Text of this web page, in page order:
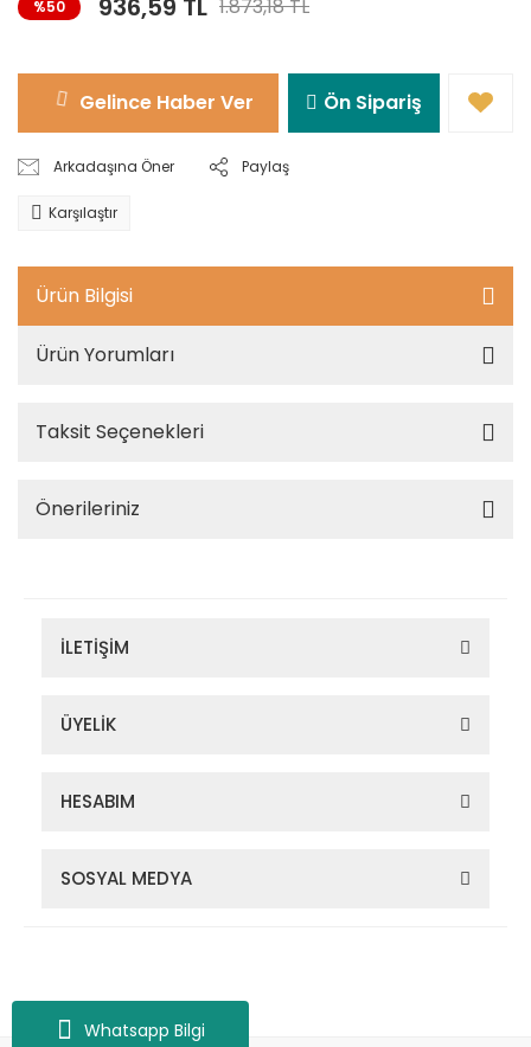
Whatsapp Bilgi
%50 936,59 TL 1.873,18 TL
Gelince Haber Ver Ön Sipariş
Arkadaşına Öner Paylaş
Karşılaştır
Ürün Bilgisi
Ürün Yorumları
Taksit Seçenekleri
Önerileriniz
İLETİŞİM
ÜYELİK
HESABIM
SOSYAL MEDYA